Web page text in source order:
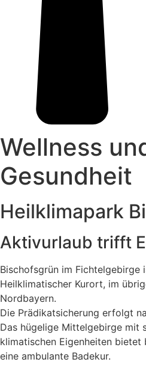
Wellness
Gesundheit
Heilklimapark
Aktivurlaub trifft
Bischofsgrün im Fichtelgebirge
Heilklimatischer Kurort, im
Nordbayern.
Die Prädikatsicherung erfolgt
Das hügelige Mittelgebirge mit
klimatischen Eigenheiten bietet
eine ambulante Badekur.